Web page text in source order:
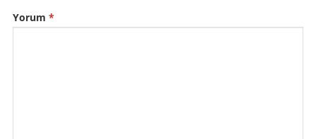
Yorum *